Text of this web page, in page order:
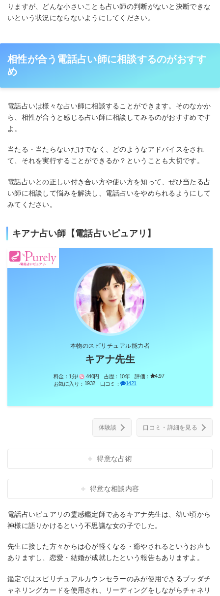
りますが、どんな小さいことも占い師の判断がないと決断できな
いという状況にならないようにしてください。
相性が合う電話占い師に相談するのがおすす
め
電話占いは様々な占い師に相談することができます。そのなかか
ら、相性が合うと感じる占い師に相談してみるのがおすすめです
よ。
当たる・当たらないだけでなく、どのようなアドバイスをされ
て、それを実行することができるか？ということも大切です。
電話占いとの正しい付き合い方や使い方を知って、ぜひ当たる占
い師に相談して悩みを解決し、電話占いをやめられるようにして
みてください。
キアナ占い師【電話占いピュアリ】
本物のスピリチュアル能力者
キアナ先生
料金： 1分/ 440円 占歴： 10年 評価：
4.97
お気に入り： 1932 口コミ： 1421
体験談 口コミ・詳細を見る
得意な占術
得意な相談内容
電話占いピュアリの霊感鑑定師であるキアナ先生は、幼い頃から
神様に語りかけるという不思議な女の子でした。
先生に接した方々からは心が軽くなる・癒やされるというお声も
ありますし、恋愛・結婚が成就したという報告もありますよ。
鑑定ではスピリチュアルカウンセラーのみが使用できるブッダチ
ャネリングカードを使用され、リーディングをしながらチャネリ